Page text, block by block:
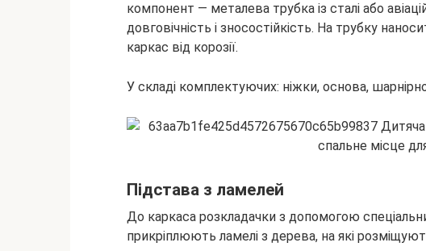
компонент — металева трубка із сталі або
довговічність і зносостійкість. На трубку
каркас від корозії.
У складі комплектуючих: ніжки, основа,
Підстава з ламелей
До каркаса розкладачки з допомогою
прикріплюють ламелі з дерева, на які